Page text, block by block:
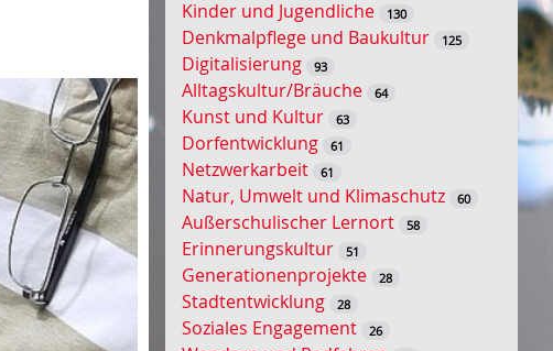
s
s
e
l
w
o
r
t
-
S
u
c
h
Kinder und Jugendliche 130
Denkmalpflege und Baukultur 125
Digitalisierung 93
Alltagskultur/Bräuche 64
Kunst und Kultur 63
Dorfentwicklung 61
Netzwerkarbeit 61
Natur, Umwelt und Klimaschutz 60
Außerschulischer Lernort 58
Erinnerungskultur 51
Generationenprojekte 28
Stadtentwicklung 28
Soziales Engagement 26